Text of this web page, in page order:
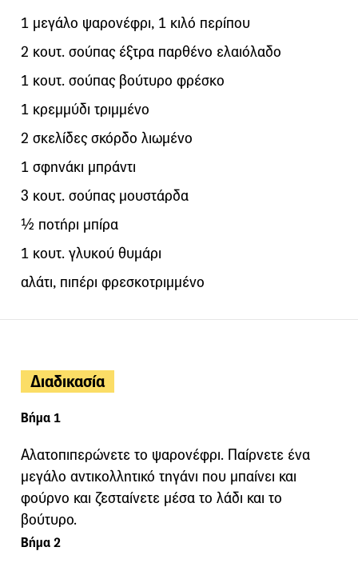
1 μεγάλο ψαρονέφρι, 1 κιλό περίπου
2 κουτ. σούπας έξτρα παρθένο ελαιόλαδο
1 κουτ. σούπας βούτυρο φρέσκο
1 κρεμμύδι τριμμένο
2 σκελίδες σκόρδο λιωμένο
1 σφηνάκι μπράντι
3 κουτ. σούπας μουστάρδα
½ ποτήρι μπίρα
1 κουτ. γλυκού θυμάρι
αλάτι, πιπέρι φρεσκοτριμμένο
Διαδικασία
Βήμα 1
Αλατοπιπερώνετε τo ψαρονέφρι. Παίρνετε ένα
μεγάλο αντικολλητικό τηγάνι που μπαίνει και
φούρνο και ζεσταίνετε μέσα το λάδι και το
βούτυρο.
Βήμα 2